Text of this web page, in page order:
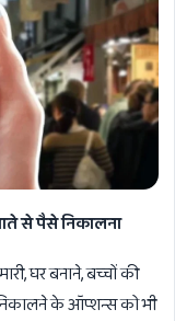
से पैसे निकालना
घर बनाने, बच्चों की
के ऑप्शन्स को भी